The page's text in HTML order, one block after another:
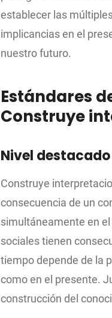
establecer las
implicancias en el
nuestro futuro.
Estándares
Construye
Nivel destacado
Construye
consecuencia de un
simultáneamente en
sociales tienen
tiempo depende de la
como en el presente.
construcción del